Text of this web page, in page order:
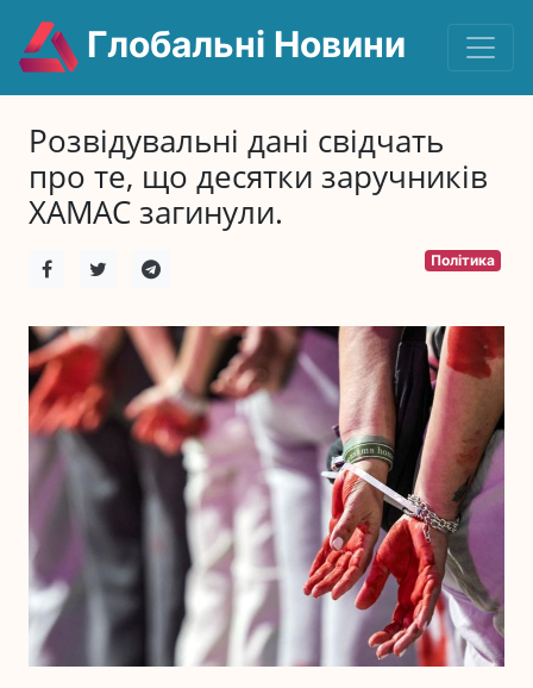
Глобальні Новини
Розвідувальні дані свідчать
про те, що десятки заручників
ХАМАС загинули.
Політика